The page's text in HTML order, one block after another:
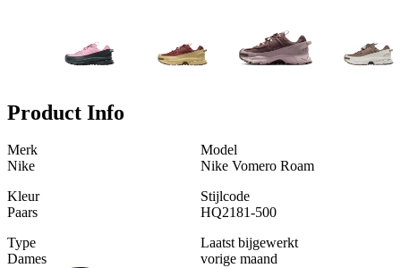
Product Info
Merk
Nike
Model
Nike Vomero Roam
Kleur
Paars
Stijlcode
HQ2181-500
Type
Dames
Laatst bijgewerkt
vorige maand